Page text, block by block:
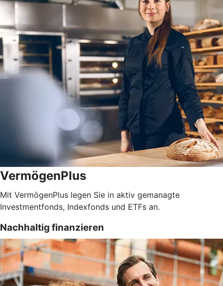
VermögenPlus
Mit VermögenPlus legen Sie in aktiv gemanagte
Investmentfonds, Indexfonds und ETFs an.
Nachhaltig finanzieren